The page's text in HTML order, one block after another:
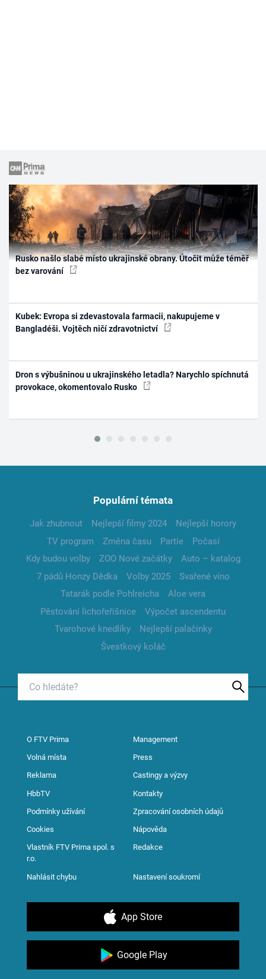
Rusko našlo slabé místo ukrajinské obrany. Útočit může téměř
bez varování
Kubek: Evropa si zdevastovala farmacii, nakupujeme v
Bangladéši. Vojtěch ničí zdravotnictví
Dron s výbušninou u ukrajinského letadla? Narychlo spíchnutá
provokace, okomentovalo Rusko
Populární témata
Jak zhubnout Nejlepší filmy 2024
Nejlepší horory
TV program
Změna času Partie
Počasí
Kdy budou volby
ZOO Nové začátky
Auto – katalog
7 pádů Honzy Dědka
Volby 2025
Svařené víno
Tatarák podle Pohlreicha
Aloe vera
Pěstování lichořeřišnice
Výpočet ascendentu
Tvarohové knedlíky
Nejlepší palačinky
Švestkový koláč
O FTV Prima Management
Volná místa Press
Reklama Castingy a výzvy
HbbTV Kontakty
Podmínky užívání Zpracování osobních údajů
Cookies Nápověda
Vlastník FTV Prima spol. s
r.o.
Redakce
Nahlásit chybu Nastavení soukromí
App Store
Google Play